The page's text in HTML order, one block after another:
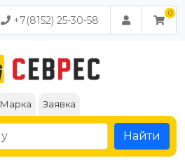
+7(8152) 25-30-58
Марка Заявка
Найти